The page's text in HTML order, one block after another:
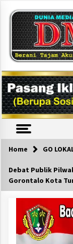
content
Home GO
Debat Publik
Gorontalo Kota